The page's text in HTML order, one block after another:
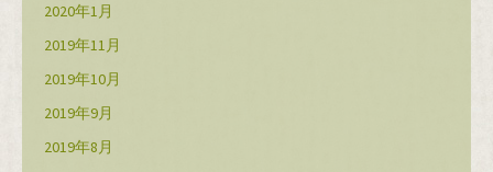
2020年1月
2019年11月
2019年10月
2019年9月
2019年8月